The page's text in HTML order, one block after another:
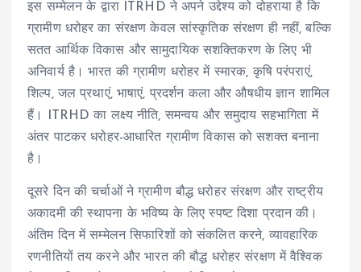
इस सम्मेलन के द्वारा ITRHD ने अपने उद्देश्य को दोहराया है कि
ग्रामीण धरोहर का संरक्षण केवल सांस्कृतिक संरक्षण ही नहीं, बल्कि
सतत आर्थिक विकास और सामुदायिक सशक्तिकरण के लिए भी
अनिवार्य है। भारत की ग्रामीण धरोहर में स्मारक, कृषि परंपराएं,
शिल्प, जल प्रथाएं, भाषाएं, प्रदर्शन कला और औषधीय ज्ञान शामिल
हैं। ITRHD का लक्ष्य नीति, समन्वय और समुदाय सहभागिता में
अंतर पाटकर धरोहर-आधारित ग्रामीण विकास को सशक्त बनाना
है।
दूसरे दिन की चर्चाओं ने ग्रामीण बौद्ध धरोहर संरक्षण और राष्ट्रीय
अकादमी की स्थापना के भविष्य के लिए स्पष्ट दिशा प्रदान की।
अंतिम दिन में सम्मेलन सिफारिशों को संकलित करने, व्यावहारिक
रणनीतियों तय करने और भारत की बौद्ध धरोहर संरक्षण में वैश्विक